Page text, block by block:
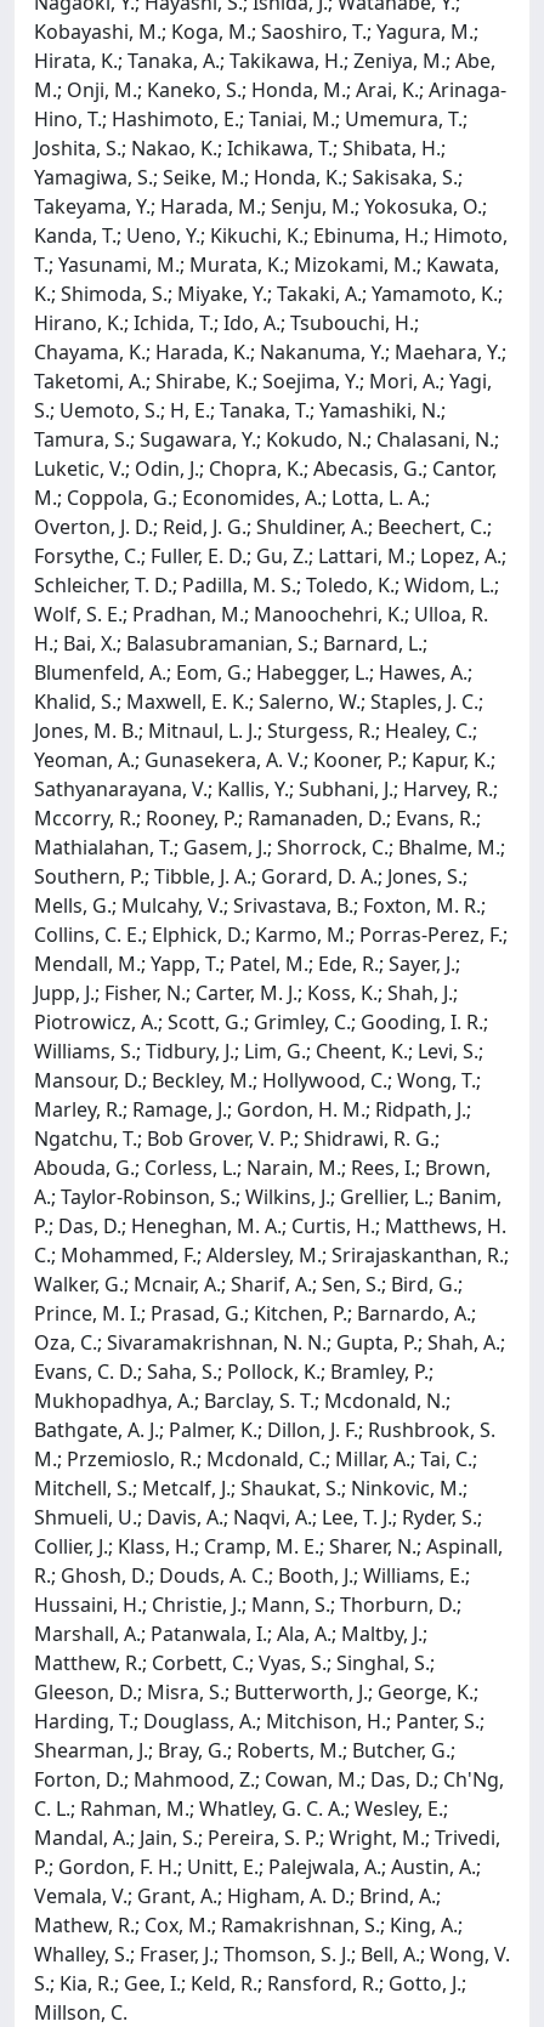
Kobayashi, M.; Koga, M.; Saoshiro, T.; Yagura, M.;
Hirata, K.; Tanaka, A.; Takikawa, H.; Zeniya, M.; Abe,
M.; Onji, M.; Kaneko, S.; Honda, M.; Arai, K.; Arinaga-
Hino, T.; Hashimoto, E.; Taniai, M.; Umemura, T.;
Joshita, S.; Nakao, K.; Ichikawa, T.; Shibata, H.;
Yamagiwa, S.; Seike, M.; Honda, K.; Sakisaka, S.;
Takeyama, Y.; Harada, M.; Senju, M.; Yokosuka, O.;
Kanda, T.; Ueno, Y.; Kikuchi, K.; Ebinuma, H.; Himoto,
T.; Yasunami, M.; Murata, K.; Mizokami, M.; Kawata,
K.; Shimoda, S.; Miyake, Y.; Takaki, A.; Yamamoto, K.;
Hirano, K.; Ichida, T.; Ido, A.; Tsubouchi, H.;
Chayama, K.; Harada, K.; Nakanuma, Y.; Maehara, Y.;
Taketomi, A.; Shirabe, K.; Soejima, Y.; Mori, A.; Yagi,
S.; Uemoto, S.; H, E.; Tanaka, T.; Yamashiki, N.;
Tamura, S.; Sugawara, Y.; Kokudo, N.; Chalasani, N.;
Luketic, V.; Odin, J.; Chopra, K.; Abecasis, G.; Cantor,
M.; Coppola, G.; Economides, A.; Lotta, L. A.;
Overton, J. D.; Reid, J. G.; Shuldiner, A.; Beechert, C.;
Forsythe, C.; Fuller, E. D.; Gu, Z.; Lattari, M.; Lopez, A.;
Schleicher, T. D.; Padilla, M. S.; Toledo, K.; Widom, L.;
Wolf, S. E.; Pradhan, M.; Manoochehri, K.; Ulloa, R.
H.; Bai, X.; Balasubramanian, S.; Barnard, L.;
Blumenfeld, A.; Eom, G.; Habegger, L.; Hawes, A.;
Khalid, S.; Maxwell, E. K.; Salerno, W.; Staples, J. C.;
Jones, M. B.; Mitnaul, L. J.; Sturgess, R.; Healey, C.;
Yeoman, A.; Gunasekera, A. V.; Kooner, P.; Kapur, K.;
Sathyanarayana, V.; Kallis, Y.; Subhani, J.; Harvey, R.;
Mccorry, R.; Rooney, P.; Ramanaden, D.; Evans, R.;
Mathialahan, T.; Gasem, J.; Shorrock, C.; Bhalme, M.;
Southern, P.; Tibble, J. A.; Gorard, D. A.; Jones, S.;
Mells, G.; Mulcahy, V.; Srivastava, B.; Foxton, M. R.;
Collins, C. E.; Elphick, D.; Karmo, M.; Porras-Perez, F.;
Mendall, M.; Yapp, T.; Patel, M.; Ede, R.; Sayer, J.;
Jupp, J.; Fisher, N.; Carter, M. J.; Koss, K.; Shah, J.;
Piotrowicz, A.; Scott, G.; Grimley, C.; Gooding, I. R.;
Williams, S.; Tidbury, J.; Lim, G.; Cheent, K.; Levi, S.;
Mansour, D.; Beckley, M.; Hollywood, C.; Wong, T.;
Marley, R.; Ramage, J.; Gordon, H. M.; Ridpath, J.;
Ngatchu, T.; Bob Grover, V. P.; Shidrawi, R. G.;
Abouda, G.; Corless, L.; Narain, M.; Rees, I.; Brown,
A.; Taylor-Robinson, S.; Wilkins, J.; Grellier, L.; Banim,
P.; Das, D.; Heneghan, M. A.; Curtis, H.; Matthews, H.
C.; Mohammed, F.; Aldersley, M.; Srirajaskanthan, R.;
Walker, G.; Mcnair, A.; Sharif, A.; Sen, S.; Bird, G.;
Prince, M. I.; Prasad, G.; Kitchen, P.; Barnardo, A.;
Oza, C.; Sivaramakrishnan, N. N.; Gupta, P.; Shah, A.;
Evans, C. D.; Saha, S.; Pollock, K.; Bramley, P.;
Mukhopadhya, A.; Barclay, S. T.; Mcdonald, N.;
Bathgate, A. J.; Palmer, K.; Dillon, J. F.; Rushbrook, S.
M.; Przemioslo, R.; Mcdonald, C.; Millar, A.; Tai, C.;
Mitchell, S.; Metcalf, J.; Shaukat, S.; Ninkovic, M.;
Shmueli, U.; Davis, A.; Naqvi, A.; Lee, T. J.; Ryder, S.;
Collier, J.; Klass, H.; Cramp, M. E.; Sharer, N.; Aspinall,
R.; Ghosh, D.; Douds, A. C.; Booth, J.; Williams, E.;
Hussaini, H.; Christie, J.; Mann, S.; Thorburn, D.;
Marshall, A.; Patanwala, I.; Ala, A.; Maltby, J.;
Matthew, R.; Corbett, C.; Vyas, S.; Singhal, S.;
Gleeson, D.; Misra, S.; Butterworth, J.; George, K.;
Harding, T.; Douglass, A.; Mitchison, H.; Panter, S.;
Shearman, J.; Bray, G.; Roberts, M.; Butcher, G.;
Forton, D.; Mahmood, Z.; Cowan, M.; Das, D.; Ch'Ng,
C. L.; Rahman, M.; Whatley, G. C. A.; Wesley, E.;
Mandal, A.; Jain, S.; Pereira, S. P.; Wright, M.; Trivedi,
P.; Gordon, F. H.; Unitt, E.; Palejwala, A.; Austin, A.;
Vemala, V.; Grant, A.; Higham, A. D.; Brind, A.;
Mathew, R.; Cox, M.; Ramakrishnan, S.; King, A.;
Whalley, S.; Fraser, J.; Thomson, S. J.; Bell, A.; Wong, V.
S.; Kia, R.; Gee, I.; Keld, R.; Ransford, R.; Gotto, J.;
Millson, C.